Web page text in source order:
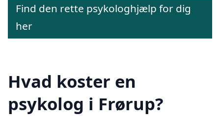
Find den rette psykologhjælp for dig
her
Hvad koster en
psykolog i Frørup?